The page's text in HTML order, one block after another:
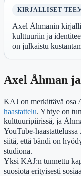
KIRJALLISET
Axel Åhmanin
kulttuuriin ja
on julkaistu
Axel Åhman
KAJ on merkittävä osa
haastattelu. Yhtye on
kulttuuripiirissä, ja
YouTube-
siitä, että bändi on
studiona.
Yksi KAJ:n tunnettu
suosiota erityisesti